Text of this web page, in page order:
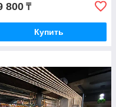
Казахстану,
и постоянных
счёт.
800 ₸
Купить